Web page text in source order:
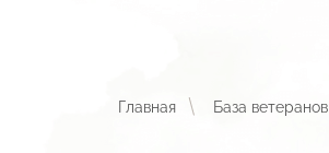
Главная База ветеранов